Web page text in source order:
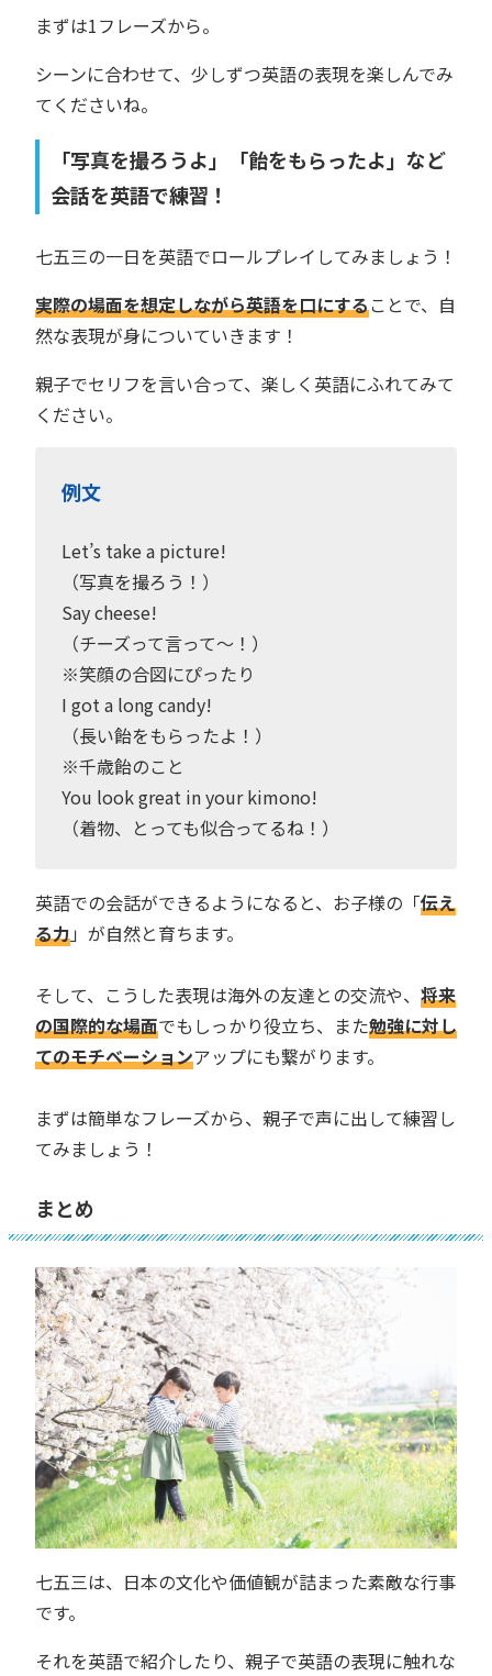
まずは1フレーズから。
シーンに合わせて、少しずつ英語の表現を楽しんでみ
てくださいね。
「写真を撮ろうよ」「飴をもらったよ」など
会話を英語で練習！
七五三の一日を英語でロールプレイしてみましょう！
実際の場面を想定しながら英語を口にすることで、自
然な表現が身についていきます！
親子でセリフを言い合って、楽しく英語にふれてみて
ください。
例文
Let’s take a picture!
（写真を撮ろう！）
Say cheese!
（チーズって言って〜！）
※笑顔の合図にぴったり
I got a long candy!
（長い飴をもらったよ！）
※千歳飴のこと
You look great in your kimono!
（着物、とっても似合ってるね！）
英語での会話ができるようになると、お子様の「伝え
る力」が自然と育ちます。
そして、こうした表現は海外の友達との交流や、 将来
の国際的な場面でもしっかり役立ち、また勉強に対し
てのモチベーションアップにも繋がります。
まずは簡単なフレーズから、親子で声に出して練習し
てみましょう！
まとめ
七五三は、日本の文化や価値観が詰まった素敵な行事
です。
それを英語で紹介したり、親子で英語の表現に触れな